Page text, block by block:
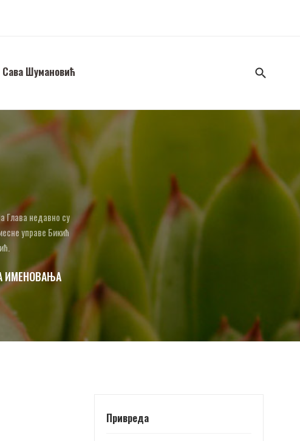
Сава Шумановић
Глава недавно су
управе Бикић
ИМЕНОВАЊА
Привреда